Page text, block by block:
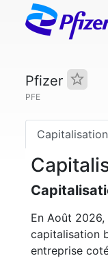
Pfizer
PFE
En Août
capitalisation
entreprise